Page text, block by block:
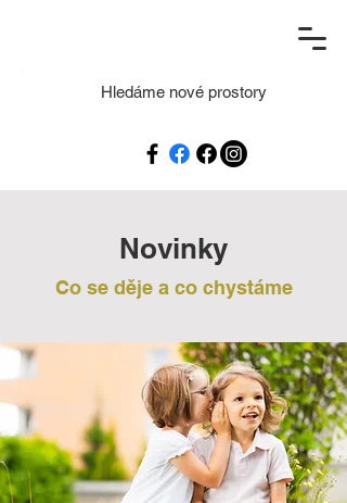
Hledáme nové prostory
Novinky
Co se děje a co chystáme